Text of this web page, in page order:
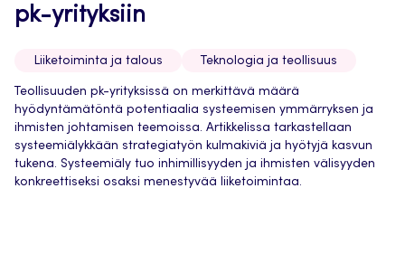
pk-yrityksiin
Liiketoiminta ja talous Teknologia ja teollisuus
Teollisuuden pk-yrityksissä on merkittävä määrä
hyödyntämätöntä potentiaalia systeemisen ymmärryksen ja
ihmisten johtamisen teemoissa. Artikkelissa tarkastellaan
systeemiälykkään strategiatyön kulmakiviä ja hyötyjä kasvun
tukena. Systeemiäly tuo inhimillisyyden ja ihmisten välisyyden
konkreettiseksi osaksi menestyvää liiketoimintaa.